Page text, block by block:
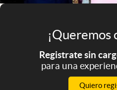
¡Queremos
Registrate sin
para una
Quiero